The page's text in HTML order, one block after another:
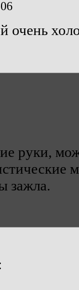
очень
руки,
зажла.